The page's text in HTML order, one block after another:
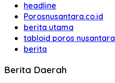
headline
Porosnusantara.co.id
berita utama
tabloid poros nusantara
berita
Berita Daerah